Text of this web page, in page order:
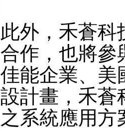
此外，禾蒼科
合作，也將參
佳能企業、美
設計畫，禾蒼
之系統應用方